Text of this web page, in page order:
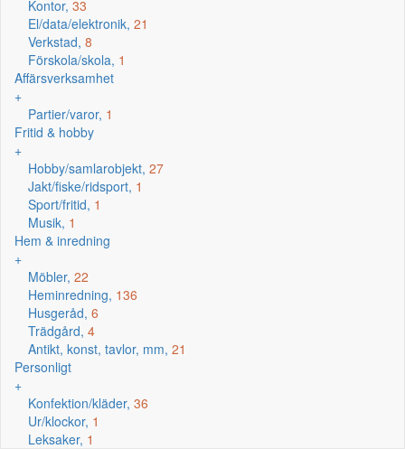
Kontor, 33
El/data/elektronik, 21
Verkstad, 8
Förskola/skola, 1
Affärsverksamhet
+
Partier/varor, 1
Fritid & hobby
+
Hobby/samlarobjekt, 27
Jakt/fiske/ridsport, 1
Sport/fritid, 1
Musik, 1
Hem & inredning
+
Möbler, 22
Heminredning, 136
Husgeråd, 6
Trädgård, 4
Antikt, konst, tavlor, mm, 21
Personligt
+
Konfektion/kläder, 36
Ur/klockor, 1
Leksaker, 1